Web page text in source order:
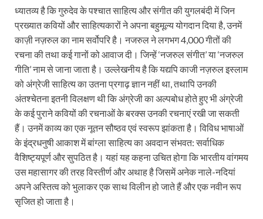
ध्यातव्य है कि गुरुदेव के पश्चात साहित्य और संगीत की युगलबंदी में जिन
प्रख्यात कवियों और साहित्यकारों ने अपना बहुमूल्य योगदान दिया है, उनमें
काज़ी नज़रुल का नाम सर्वोपरि है। नजरुल ने लगभग 4,000 गीतों की
रचना की तथा कई गानों को आवाज दी। जिन्हें ‘नजरुल संगीत’ या ‘नजरुल
गीति’ नाम से जाना जाता है। उल्लेखनीय है कि यद्यपि काजी नज़रुल इस्लाम
को अंग्रेजी साहित्य का उतना प्रगाढ़ ज्ञान नहीं था, तथापि उनकी
अंतश्चेतना इतनी विलक्षण थी कि अंग्रेजी का अल्पबोध होते हुए भी अंग्रेजी
के कई पुराने कवियों की रचनाओं के बरक्स उनकी रचनाएं रखी जा सकती
हैं। उनमें काव्य का एक नूतन सौष्ठव एवं स्वरूप झांकता है। विविध भाषाओं
के इंद्रधनुषी आकाश में बांग्ला साहित्य का अवदान संभवत: सर्वाधिक
वैशिष्ट्यपूर्ण और सुपठित है। यहां यह कहना उचित होगा कि भारतीय वांगमय
उस महासागर की तरह विस्तीर्ण और अथाह है जिसमें अनेक नाले-नदियां
अपने अस्तित्व को भुलाकर एक साथ विलीन हो जाते हैं और एक नवीन रूप
सृजित हो जाता है।